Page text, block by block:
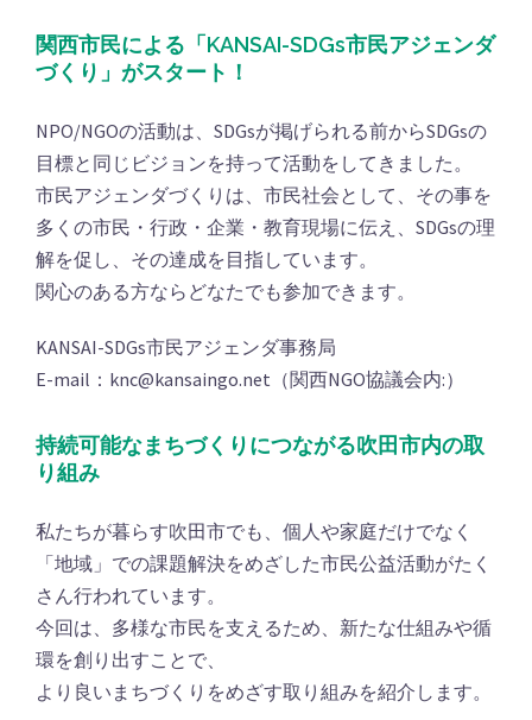
関西市民による「KANSAI-SDGs市民アジェンダ
づくり」がスタート！
NPO/NGOの活動は、SDGsが掲げられる前からSDGsの
目標と同じビジョンを持って活動をしてきました。
市民アジェンダづくりは、市民社会として、その事を
多くの市民・行政・企業・教育現場に伝え、SDGsの理
解を促し、その達成を目指しています。
関心のある方ならどなたでも参加できます。
KANSAI-SDGs市民アジェンダ事務局
E-mail：knc@kansaingo.net（関西NGO協議会内:）
持続可能なまちづくりにつながる吹田市内の取
り組み
私たちが暮らす吹田市でも、個人や家庭だけでなく
「地域」での課題解決をめざした市民公益活動がたく
さん行われています。
今回は、多様な市民を支えるため、新たな仕組みや循
環を創り出すことで、
より良いまちづくりをめざす取り組みを紹介します。